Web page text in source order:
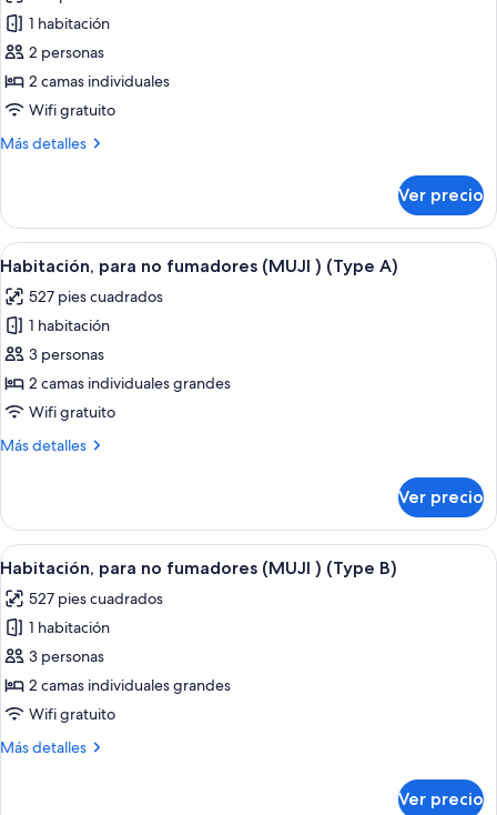
size,
para
no
fumadores
fotos
de
Habitación
Premium
2
1 habitación
2 personas
2 camas individuales
Wifi gratuito
Más detalles
Más
Premium
con
2
individuales
Ver precio
Abrir
todas
las
fotos
de
Habitación,
para
fumadores
(Type
A)
Habitación de hotel con sofá, dos
11
Habitación, para no fumadores (MUJI ) (Type A)
527 pies cuadrados
1 habitación
3 personas
2 camas individuales grandes
Wifi gratuito
Más detalles
Más
para
no
fumadores
(Type
A)
Ver precio
Abrir
todas
las
fotos
de
Habitación,
para
fumadores
Una habitación de hotel moderna
11
Habitación, para no fumadores (MUJI ) (Type B)
527 pies cuadrados
1 habitación
3 personas
2 camas individuales grandes
Wifi gratuito
Más detalles
Más
Ver precio